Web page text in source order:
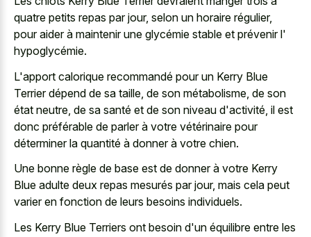
quatre petits repas par jour, selon un horaire régulier,
pour aider à maintenir une glycémie stable et prévenir l'
hypoglycémie.
L'apport calorique recommandé pour un Kerry Blue
Terrier dépend de sa taille, de son métabolisme, de son
état neutre, de sa santé et de son niveau d'activité, il est
donc préférable de parler à votre vétérinaire pour
déterminer la quantité à donner à votre chien.
Une bonne règle de base est de donner à votre Kerry
Blue adulte deux repas mesurés par jour, mais cela peut
varier en fonction de leurs besoins individuels.
Les Kerry Blue Terriers ont besoin d'un équilibre entre les